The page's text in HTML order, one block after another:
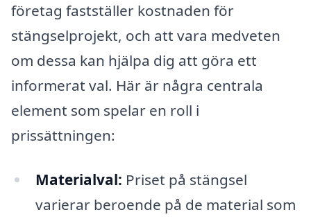
företag fastställer kostnaden för
stängselprojekt, och att vara medveten
om dessa kan hjälpa dig att göra ett
informerat val. Här är några centrala
element som spelar en roll i
prissättningen:
Materialval: Priset på stängsel
varierar beroende på de material som